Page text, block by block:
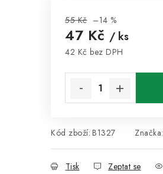
55 Kč –14 %
47 Kč / ks
42 Kč bez DPH
Kód zboží: B1327 Značka:
Tisk Zeptat se